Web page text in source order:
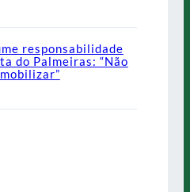
responsabilidade
do Palmeiras: “Não